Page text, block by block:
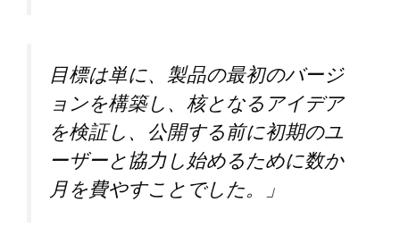
目標は単に、製品の最初のバージ
ョンを構築し、核となるアイデア
を検証し、公開する前に初期のユ
ーザーと協力し始めるために数か
月を費やすことでした。」